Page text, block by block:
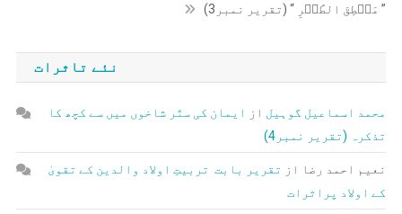
” مَنۡطِقَ الطَّیۡرِ “ (تقریر نمبر3)
نئے تاثرات
محمد اسماعیل گوہیل از
ایمان کی ستّر شاخوں میں سے کچھ کا
تذکرہ (تقریر نمبر4)
نعیم احمد رضا از تقریر بابت تربیتِ اولاد والدین کے تقویٰ
کے اولاد پراثرات